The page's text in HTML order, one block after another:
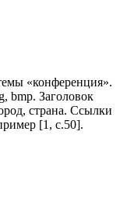
«конференция».
bmp. Заголовок
страна. Ссылки
[1, с.50].